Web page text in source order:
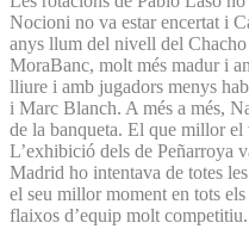
Nocioni no va estar encertat i
anys llum del nivell del
MoraBanc, molt més madur i
lliure i amb jugadors menys
i Marc Blanch. A més a més,
de la banqueta. El que millor el
L’exhibició dels de Peñarroya
Madrid ho intentava de totes
el seu millor moment en tots
flaixos d’equip molt